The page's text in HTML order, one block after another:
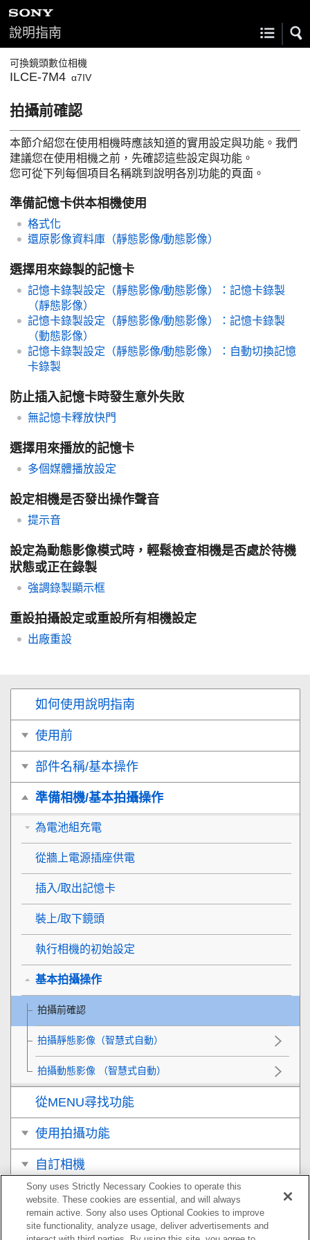
說明指南
可換鏡頭數位相機
ILCE-7M4 α7IV
拍攝前確認
本節介紹您在使用相機時應該知道的實用設定與功能。我們
建議您在使用相機之前，先確認這些設定與功能。
您可從下列每個項目名稱跳到說明各別功能的頁面。
準備記憶卡供本相機使用
格式化
還原影像資料庫 （靜態影像/動態影像）
選擇用來錄製的記憶卡
記憶卡錄製設定 （靜態影像/動態影像）： 記憶卡錄製
（靜態影像）
記憶卡錄製設定 （靜態影像/動態影像）： 記憶卡錄製
（動態影像）
記憶卡錄製設定 （靜態影像/動態影像）： 自動切換記憶
卡錄製
防止插入記憶卡時發生意外失敗
無記憶卡釋放快門
選擇用來播放的記憶卡
多個媒體播放設定
設定相機是否發出操作聲音
提示音
設定為動態影像模式時，輕鬆檢查相機是否處於待機
狀態或正在錄製
強調錄製顯示框
重設拍攝設定或重設所有相機設定
出廠重設
如何使用說明指南
使用前
部件名稱/基本操作
準備相機/基本拍攝操作
為電池組充電
從牆上電源插座供電
插入/取出記憶卡
裝上/取下鏡頭
執行相機的初始設定
基本拍攝操作
拍攝前確認
拍攝靜態影像（智慧式自動）
拍攝動態影像 （智慧式自動）
從MENU尋找功能
使用拍攝功能
自訂相機
觀看
變更相機設定
Sony uses Strictly Necessary Cookies to operate this
website. These cookies are essential, and will always
remain active. Sony also uses Optional Cookies to improve
site functionality, analyze usage, deliver advertisements and